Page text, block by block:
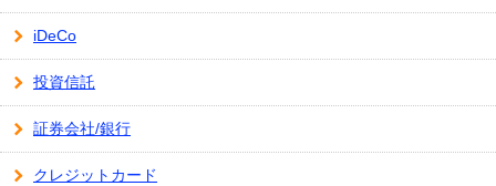
iDeCo
投資信託
証券会社/銀行
クレジットカード